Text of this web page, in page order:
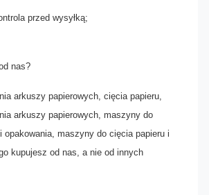
przed wysyłką;
nas?
arkuszy papierowych, cięcia papieru,
arkuszy papierowych, maszyny do
opakowania, maszyny do cięcia papieru i
kupujesz od nas, a nie od innych